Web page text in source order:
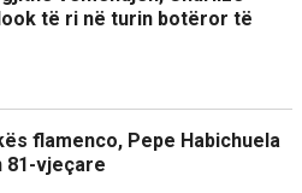
të ri në turin botëror të
flamenco, Pepe Habichuela
81-vjeçare